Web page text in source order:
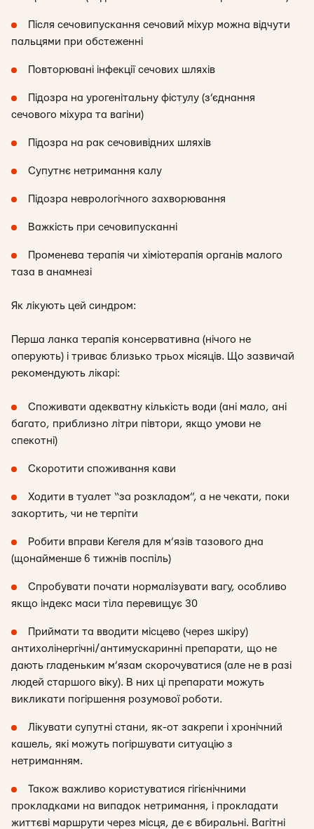
Після сечовипускання сечовий міхур можна відчути
пальцями при обстеженні
Повторювані інфекції сечових шляхів
Підозра на урогенітальну фістулу (з’єднання
сечового міхура та вагіни)
Підозра на рак сечовивідних шляхів
Супутнє нетримання калу
Підозра неврологічного захворювання
Важкість при сечовипусканні
Променева терапія чи хіміотерапія органів малого
таза в анамнезі
Як лікують цей синдром:
Перша ланка терапія консервативна (нічого не
оперують) і триває близько трьох місяців. Що зазвичай
рекомендують лікарі:
Споживати адекватну кількість води (ані мало, ані
багато, приблизно літри півтори, якщо умови не
спекотні)
Скоротити споживання кави
Ходити в туалет “за розкладом”, а не чекати, поки
закортить, чи не терпіти
Робити вправи Кегеля для м’язів тазового дна
(щонайменше 6 тижнів поспіль)
Спробувати почати нормалізувати вагу, особливо
якщо індекс маси тіла перевищує 30
Приймати та вводити місцево (через шкіру)
антихолінергічні/антимускаринні препарати, що не
дають гладеньким м’язам скорочуватися (але не в разі
людей старшого віку). В них ці препарати можуть
викликати погіршення розумової роботи.
Лікувати супутні стани, як-от закрепи і хронічний
кашель, які можуть погіршувати ситуацію з
нетриманням.
Також важливо користуватися гігієнічними
прокладками на випадок нетримання, і прокладати
життєві маршрути через місця, де є вбиральні. Вагітні